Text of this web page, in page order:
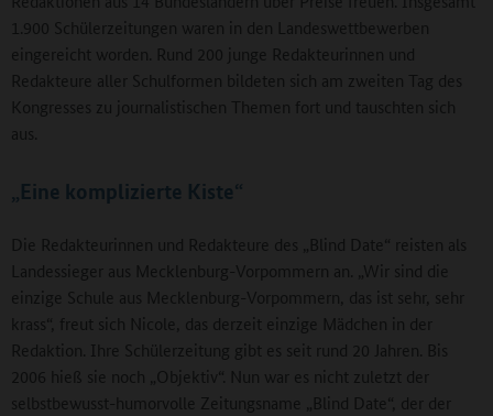
1.900 Schülerzeitungen waren in den Landeswettbewerben
eingereicht worden. Rund 200 junge Redakteurinnen und
Redakteure aller Schulformen bildeten sich am zweiten Tag des
Kongresses zu journalistischen Themen fort und tauschten sich
aus.
„Eine komplizierte Kiste“
Die Redakteurinnen und Redakteure des „Blind Date“ reisten als
Landessieger aus Mecklenburg-Vorpommern an. „Wir sind die
einzige Schule aus Mecklenburg-Vorpommern, das ist sehr, sehr
krass“, freut sich Nicole, das derzeit einzige Mädchen in der
Redaktion. Ihre Schülerzeitung gibt es seit rund 20 Jahren. Bis
2006 hieß sie noch „Objektiv“. Nun war es nicht zuletzt der
selbstbewusst-humorvolle Zeitungsname „Blind Date“, der der